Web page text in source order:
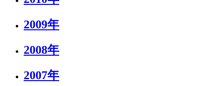
2009年
2008年
2007年